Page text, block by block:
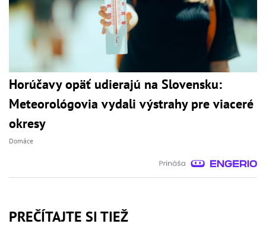
Horúčavy opäť udierajú na Slovensku:
Meteorológovia vydali výstrahy pre viaceré
okresy
Domáce
PREČÍTAJTE SI TIEŽ